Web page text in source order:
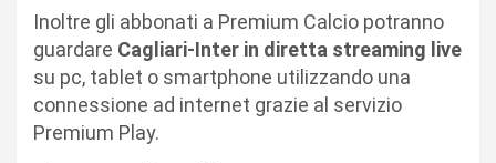
Inoltre gli abbonati a Premium Calcio potranno
guardare Cagliari-Inter in diretta streaming live
su pc, tablet o smartphone utilizzando una
connessione ad internet grazie al servizio
Premium Play.